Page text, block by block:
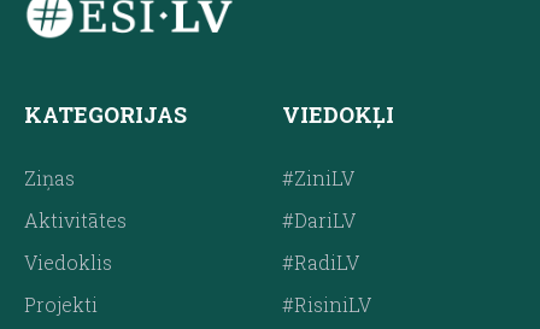
KATEGORIJAS
Ziņas
Aktivitātes
Viedoklis
Projekti
VIEDOKĻI
#ZiniLV
#DariLV
#RadiLV
#RisiniLV